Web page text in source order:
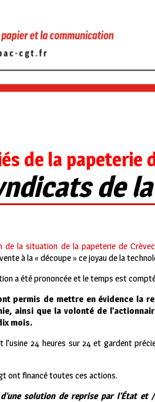
de la papeterie
de
de la situation de la papeterie de
à la « découpe » ce joyau de la
a été prononcée et le temps est
permis de mettre en évidence la
ainsi que la volonté de
mois.
l’usine 24 heures sur 24 et gardent
ont financé toutes ces actions.
solution de reprise par l’État